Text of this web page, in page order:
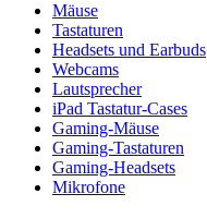
Mäuse
Tastaturen
Headsets und Earbuds
Webcams
Lautsprecher
iPad Tastatur-Cases
Gaming-Mäuse
Gaming-Tastaturen
Gaming-Headsets
Mikrofone